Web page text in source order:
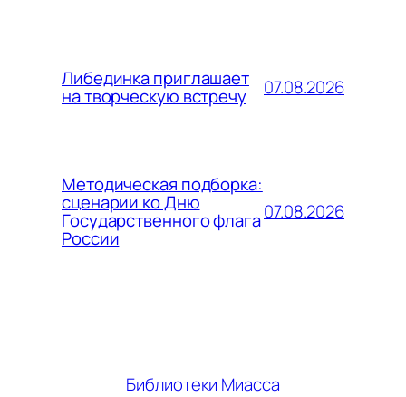
Либединка приглашает
на творческую встречу 07.08.2026
Методическая подборка:
сценарии ко Дню
Государственного флага
России
07.08.2026
Библиотеки Миасса